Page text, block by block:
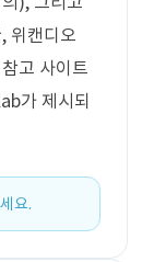
위캔디오
고 사이트
가 제시되
요.